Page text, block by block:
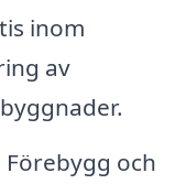
inom
av
Förebygg och